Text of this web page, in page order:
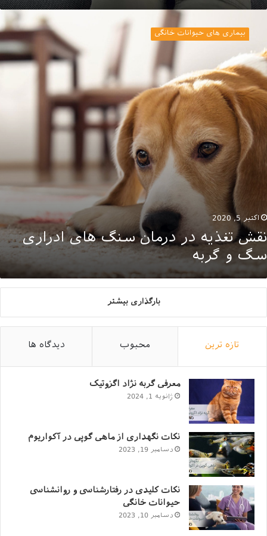
درمان
سنگ
های
ادراری
سگ
و
گربه
بیماری های حیوانات خانگی
اکتبر 5, 2020
نقش تغذیه در درمان سنگ های ادراری
سگ و گربه
بارگذاری بیشتر
تازه ترین محبوب دیدگاه ها
معرفی گربه نژاد اگزوتیک
ژانویه 1, 2024
نکات نگهداری از ماهی گوپی در آکواریوم
دسامبر 19, 2023
نکات کلیدی در رفتارشناسی و روانشناسی
حیوانات خانگی
دسامبر 10, 2023